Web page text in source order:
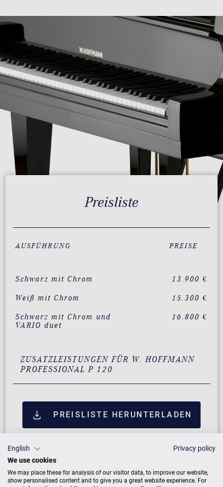
Preisliste
AUSFÜHRUNG PREISE
Schwarz mit Chrom 13.900 €
Weiß mit Chrom 15.300 €
Schwarz mit Chrom und
VARIO duet
16.800 €
ZUSATZLEISTUNGEN FÜR W. HOFFMANN
PROFESSIONAL P 120
PREISLISTE HERUNTERLADEN
English
Privacy policy
We use cookies
We may place these for analysis of our visitor data, to improve our website,
show personalised content and to give you a great website experience. For